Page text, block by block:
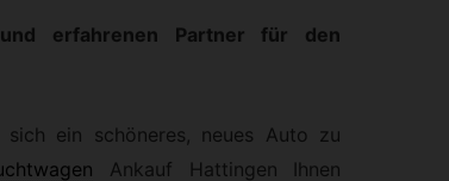
erfahrenen Partner für den
ein schöneres, neues Auto zu
Ankauf Hattingen Ihnen